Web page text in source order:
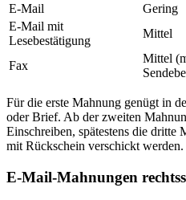
E-Mail
Gering
E-Mail mit
Lesebestätigung
Mittel
Fax
Mittel
Für die erste Mahnung genügt in
oder Brief. Ab der zweiten
Einschreiben, spätestens die dritte
mit Rückschein verschickt werden.
E-Mail-Mahnungen